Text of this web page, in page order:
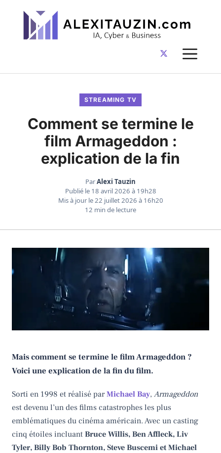
contenu
STREAMING TV
Comment se termine le
film Armageddon :
explication de la fin
ParAlexi Tauzin
Publié le 18 avril 2026 à 19h28
Mis à jour le22 juillet 2026 à 16h20
12 min de lecture
Mais comment se termine le film Armageddon ?
Voici une explication de la fin du film.
Sorti en 1998 et réalisé parMichael Bay, Armageddon
est devenu l’un des films catastrophes les plus
emblématiques du cinéma américain. Avec un casting
cinq étoiles incluant Bruce Willis, Ben Affleck, Liv
Tyler, Billy Bob Thornton, Steve Buscemi et Michael